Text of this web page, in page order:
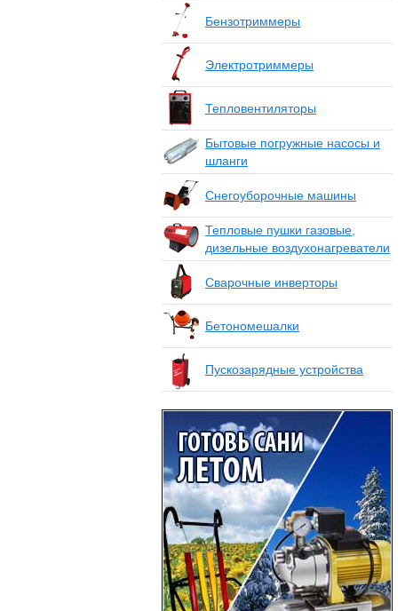
Бензотриммеры
Электротриммеры
Тепловентиляторы
Бытовые погружные насосы и
шланги
Снегоуборочные машины
Тепловые пушки газовые,
дизельные воздухонагреватели
Сварочные инверторы
Бетономешалки
Пускозарядные устройства